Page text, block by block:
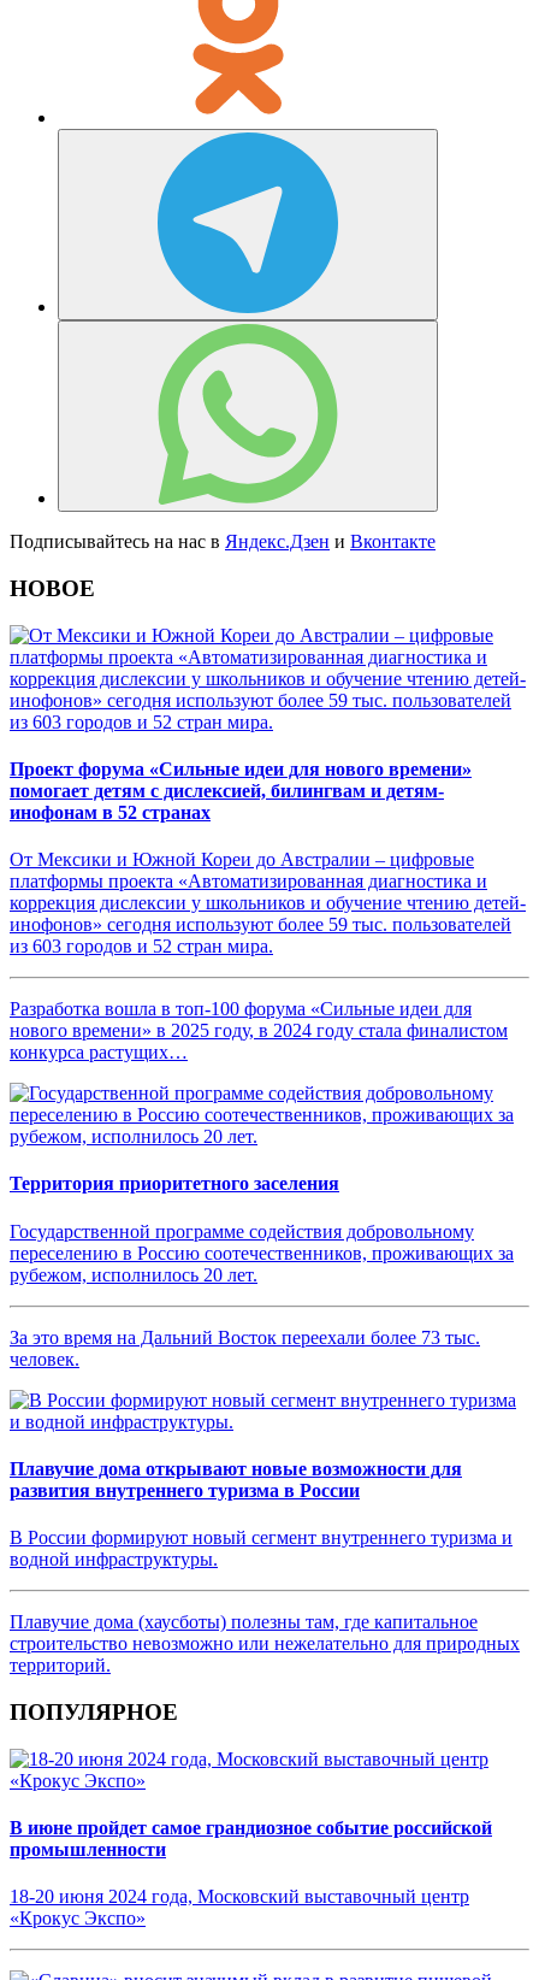
Подписывайтесь на нас в Яндекс.Дзен и Вконтакте
НОВОЕ
Проект форума «Сильные идеи для нового времени»
помогает детям с дислексией, билингвам и детям-
инофонам в 52 странах
От Мексики и Южной Кореи до Австралии – цифровые
платформы проекта «Автоматизированная диагностика и
коррекция дислексии у школьников и обучение чтению детей-
инофонов» сегодня используют более 59 тыс. пользователей
из 603 городов и 52 стран мира.
Разработка вошла в топ-100 форума «Сильные идеи для
нового времени» в 2025 году, в 2024 году стала финалистом
конкурса растущих…
Территория приоритетного заселения
Государственной программе содействия добровольному
переселению в Россию соотечественников, проживающих за
рубежом, исполнилось 20 лет.
За это время на Дальний Восток переехали более 73 тыс.
человек.
Плавучие дома открывают новые возможности для
развития внутреннего туризма в России
В России формируют новый сегмент внутреннего туризма и
водной инфраструктуры.
Плавучие дома (хаусботы) полезны там, где капитальное
строительство невозможно или нежелательно для природных
территорий.
ПОПУЛЯРНОЕ
В июне пройдет самое грандиозное событие российской
промышленности
18-20 июня 2024 года, Московский выставочный центр
«Крокус Экспо»